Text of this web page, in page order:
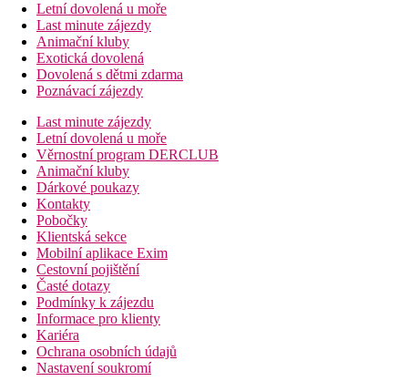
Letní dovolená u moře
Last minute zájezdy
Animační kluby
Exotická dovolená
Dovolená s dětmi zdarma
Poznávací zájezdy
Last minute zájezdy
Letní dovolená u moře
Věrnostní program DERCLUB
Animační kluby
Dárkové poukazy
Kontakty
Pobočky
Klientská sekce
Mobilní aplikace Exim
Cestovní pojištění
Časté dotazy
Podmínky k zájezdu
Informace pro klienty
Kariéra
Ochrana osobních údajů
Nastavení soukromí